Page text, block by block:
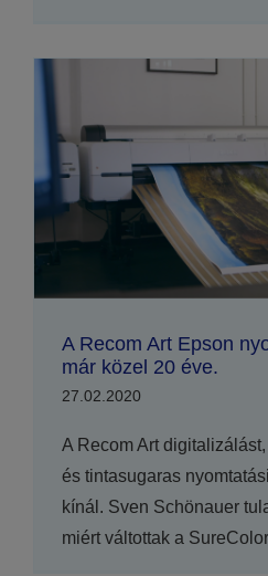
A Recom Art Epson
már közel 20 éve.
27.02.2020
A Recom Art
és tintasugaras
kínál. Sven Schönauer
miért váltottak a